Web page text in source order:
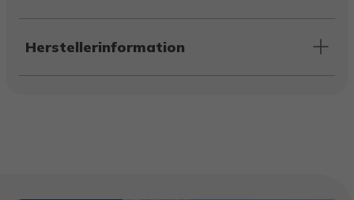
Herstellerinformation